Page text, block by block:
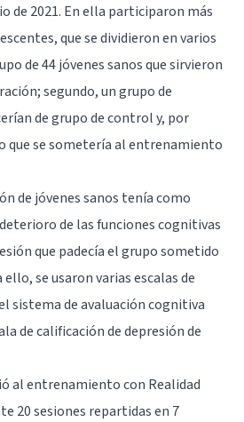
de 2021. En ella participaron más
que se dividieron en varios
de 44 jóvenes sanos que sirvieron
segundo, un grupo de
de grupo de control y, por
que se sometería al entrenamiento
de jóvenes sanos tenía como
de las funciones cognitivas
que padecía el grupo sometido
se usaron varias escalas de
sistema de avaluación cognitiva
de calificación de depresión de
al entrenamiento con Realidad
20 sesiones repartidas en 7